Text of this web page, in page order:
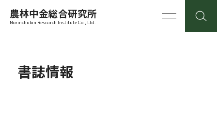
農林中金総合研究所
Norinchukin Research Institute Co., Ltd.
書誌情報